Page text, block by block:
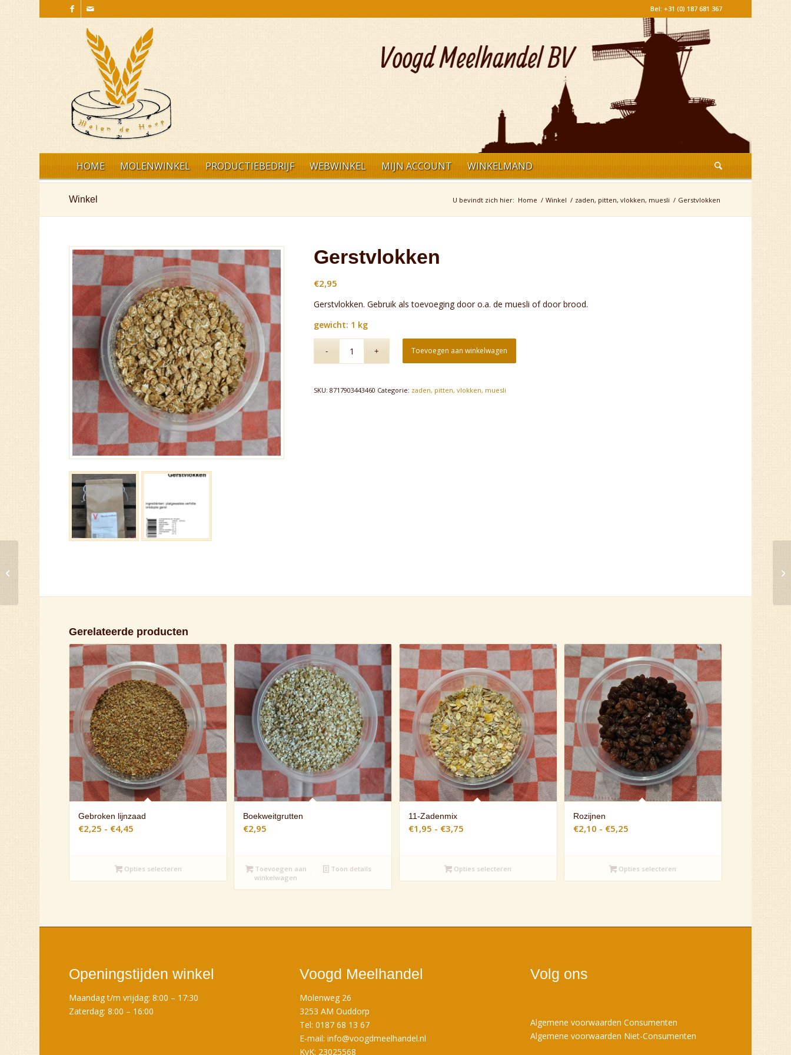
Bel: +31 (0) 187 681 367
HOME MOLENWINKEL PRODUCTIEBEDRIJF WEBWINKEL MIJN ACCOUNT WINKELMAND
Winkel U bevindt zich hier: Home / Winkel / zaden, pitten, vlokken, muesli / Gerstvlokken
Gerstvlokken
€2,95
Gerstvlokken. Gebruik als toevoeging door o.a. de muesli of door brood.
gewicht: 1 kg
Toevoegen aan winkelwagen
SKU:8717903443460 Categorie: zaden, pitten, vlokken, muesli
Gerelateerde producten
Gebroken lijnzaad
€2,25 - €4,45
€4,45
Opties selecteren
Boekweitgrutten
€2,95
Toevoegen aan
winkelwagen
Toon details
11-Zadenmix
€1,95 - €3,75Prijsklasse:
€3,75
Opties selecteren
Rozijnen
€2,10 - €5,25Prijsklasse:
€5,25
Opties selecteren
Openingstijden winkel
Maandag t/m vrijdag: 8:00 – 17:30
Zaterdag: 8:00 – 16:00
Voogd Meelhandel
Molenweg 26
3253 AM Ouddorp
Tel: 0187 68 13 67
E-mail:info@voogdmeelhandel.nl
KvK: 23025568
Volg ons
Algemene voorwaarden Consumenten
Algemene voorwaarden Niet-Consumenten